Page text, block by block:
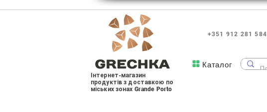
+351 912 281 584
Інтернет-магазин
продуктів з доставкою по
міських зонах Grande Porto
Каталог